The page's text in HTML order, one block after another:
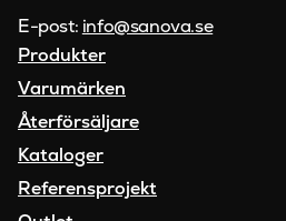
E-post: info@sanova.se
Produkter
Varumärken
Återförsäljare
Kataloger
Referensprojekt